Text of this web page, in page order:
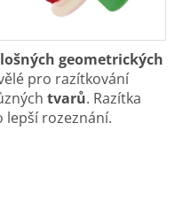
geometrických
pro razítkování
tvarů. Razítka
lepší rozeznání.